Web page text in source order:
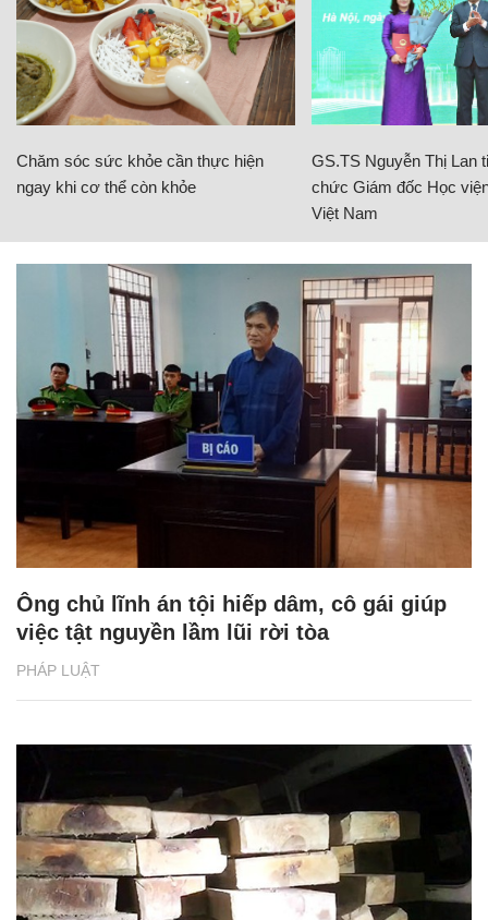
Chăm sóc sức khỏe cần thực hiện
ngay khi cơ thể còn khỏe
GS.TS Nguyễn Thị Lan
chức Giám đốc Học
Việt Nam
PHÁP LUẬT
Ông chủ lĩnh án tội hiếp dâm, cô gái giúp
việc tật nguyền lầm lũi rời tòa